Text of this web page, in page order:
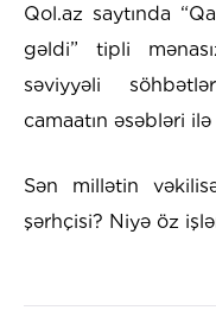
Qol.az saytında
gəldi” tipli
səviyyəli
camaatın əsəbləri
Sən millətin
şərhçisi? Niyə öz